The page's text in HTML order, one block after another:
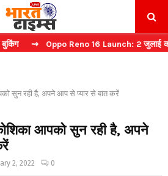
⇝ Oppo Reno 16 Launch: 2 जुलाई को भारत
सुन रही है, अपने आप से प्यार से बात करें
आपको सुन रही है, अपने
2, 2022 0